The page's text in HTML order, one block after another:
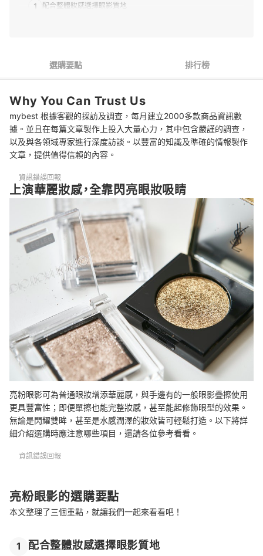
1 配合整體妝感選擇眼影質地
推薦十大亮粉眼影人氣排行榜
專家解惑！選購亮粉眼影的常見問題
Q：哪種亮粉眼影比較不顯老氣？
Q：能如何避免亮粉眼影脫妝？
避免眼影亮粉飛粉的上妝訣竅
參考更多眼影和彩妝工具
總結
選購要點 排行榜
Why You Can Trust Us
mybest 根據客觀的採訪及調查，每月建立2000多款商品資訊數
據。並且在每篇文章製作上投入大量心力，其中包含嚴謹的調查，
以及與各領域專家進行深度訪談。以豐富的知識及準確的情報製作
文章，提供值得信賴的內容。
資訊錯誤回報
上演華麗妝感，全靠閃亮眼妝吸睛
亮粉眼影可為普通眼妝增添華麗感，與手邊有的一般眼影疊擦使用
更具豐富性；即便單擦也能完整妝感，甚至能起修飾眼型的效果。
無論是閃耀雙眸，甚至是水感潤澤的妝效皆可輕鬆打造。以下將詳
細介紹選購時應注意哪些項目，還請各位參考看看。
資訊錯誤回報
亮粉眼影的選購要點
本文整理了三個重點，就讓我們一起來看看吧！
1 配合整體妝感選擇眼影質地